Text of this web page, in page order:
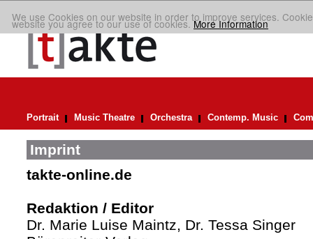
We use Cookies on our website in order to improve services.
website you agree to our use of cookies.More Information
Portrait Music Theatre Orchestra Contemp. Music
Imprint
takte-online.de
Redaktion / Editor
Dr. Marie Luise Maintz, Dr. Tessa Singer